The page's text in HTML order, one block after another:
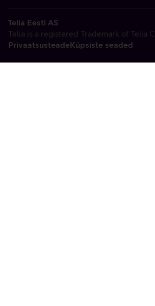
Telia Eesti AS
Telia is a registered Trademark of Telia
PrivaatsusteadeKüpsiste seaded